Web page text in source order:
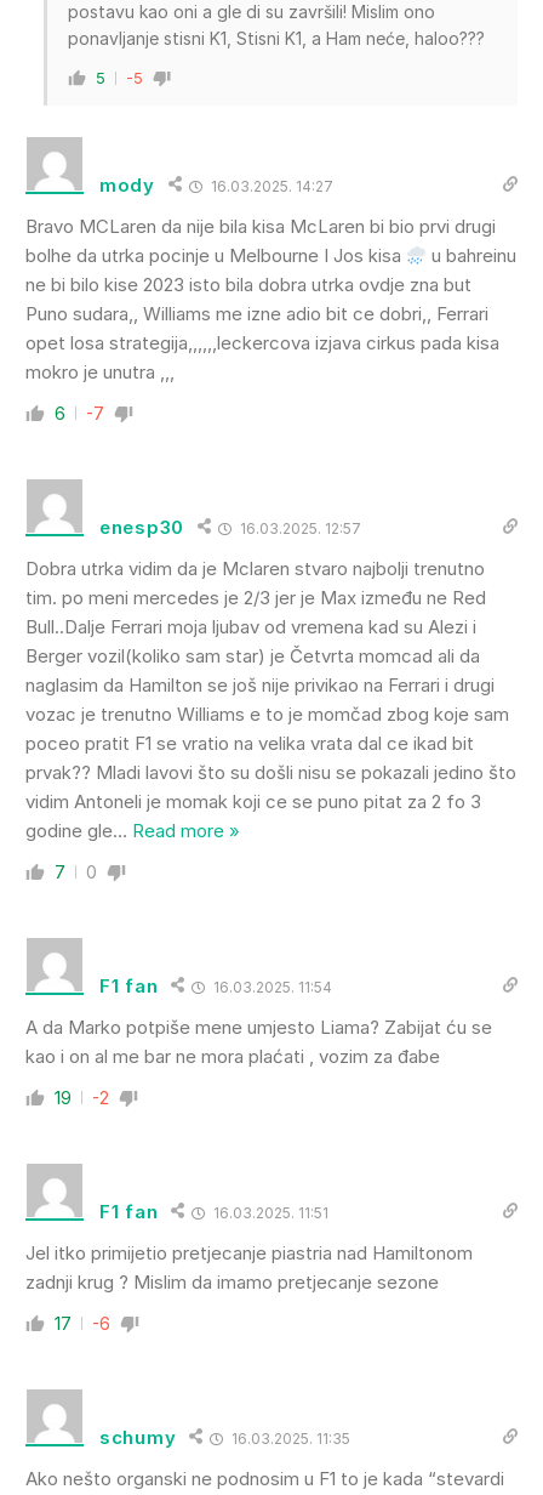
postavu kao oni a gle di su završili! Mislim ono
ponavljanje stisni K1, Stisni K1, a Ham neće, haloo???
5 -5
mody 16.03.2025. 14:27
Bravo MCLaren da nije bila kisa McLaren bi bio prvi drugi
bolhe da utrka pocinje u Melbourne I Jos kisa
u bahreinu
ne bi bilo kise 2023 isto bila dobra utrka ovdje zna but
Puno sudara,, Williams me izne adio bit ce dobri,, Ferrari
opet losa strategija,,,,,,leckercova izjava cirkus pada kisa
mokro je unutra ,,,
6 -7
enesp30 16.03.2025. 12:57
Dobra utrka vidim da je Mclaren stvaro najbolji trenutno
tim. po meni mercedes je 2/3 jer je Max između ne Red
Bull..Dalje Ferrari moja ljubav od vremena kad su Alezi i
Berger vozil(koliko sam star) je Četvrta momcad ali da
naglasim da Hamilton se još nije privikao na Ferrari i drugi
vozac je trenutno Williams e to je momčad zbog koje sam
poceo pratit F1 se vratio na velika vrata dal ce ikad bit
prvak?? Mladi lavovi što su došli nisu se pokazali jedino što
vidim Antoneli je momak koji ce se puno pitat za 2 fo 3
godine gle… Read more »
7 0
F1 fan 16.03.2025. 11:54
A da Marko potpiše mene umjesto Liama? Zabijat ću se
kao i on al me bar ne mora plaćati , vozim za đabe
19 -2
F1 fan 16.03.2025. 11:51
Jel itko primijetio pretjecanje piastria nad Hamiltonom
zadnji krug ? Mislim da imamo pretjecanje sezone
17 -6
schumy 16.03.2025. 11:35
Ako nešto organski ne podnosim u F1 to je kada “stevardi